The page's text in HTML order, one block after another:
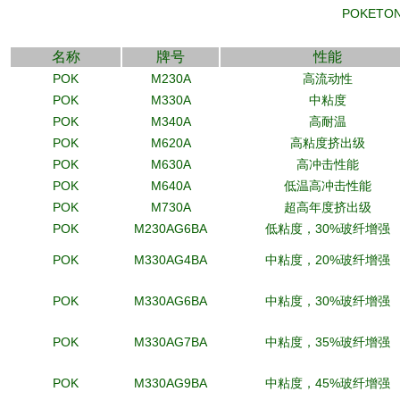
名称 牌号 性能
POK M230A
高流动性
POK
M330A
中粘度
POK
M340A
高耐温
POK
M620A
高粘度挤出级
POK
M630A
高冲击性能
POK
M640A
低温高冲击性能
POK
M730A
超高年度挤出级
POK
M230AG6BA 低粘度，30%玻纤增强
POK M330AG4BA 中粘度，20%玻纤增强
POK M330AG6BA 中粘度，30%玻纤增强
POK M330AG7BA 中粘度，35%玻纤增强
POK M330AG9BA 中粘度，45%玻纤增强